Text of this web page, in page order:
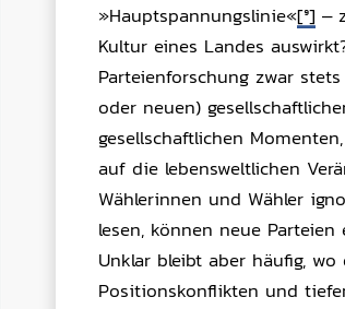
»Hauptspannungslinie«[9] –
Kultur eines Landes
Parteienforschung zwar
oder neuen)
gesellschaftlichen
auf die lebensweltlichen
Wählerinnen und Wähler
lesen, können neue
Unklar bleibt aber häufig,
Positionskonflikten und